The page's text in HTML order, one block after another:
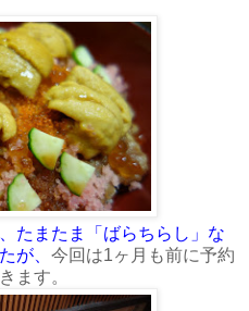
たまたま「ばらちらし」な
が、 今回は1ヶ月も前に予約
ます。